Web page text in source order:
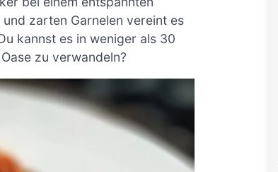
zarten Garnelen vereint es
kannst es in weniger als 30
zu verwandeln?